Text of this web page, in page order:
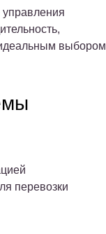
выбором
перевозки